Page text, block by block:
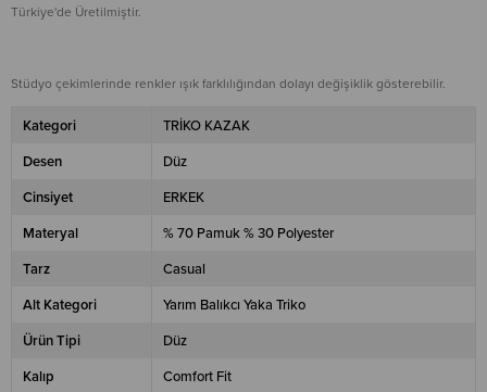
Türkiye'de Üretilmiştir.
Stüdyo çekimlerinde renkler ışık farklılığından dolayı değişiklik gösterebilir.
Kategori TRİKO KAZAK
Desen Düz
Cinsiyet ERKEK
Materyal % 70 Pamuk % 30 Polyester
Tarz Casual
Alt Kategori Yarım Balıkcı Yaka Triko
Ürün Tipi Düz
Kalıp Comfort Fit